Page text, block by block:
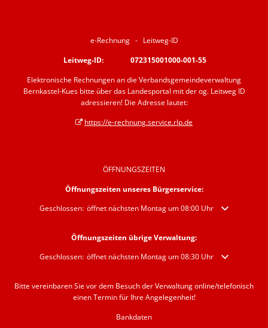
e-Rechnung - Leitweg-ID
Leitweg-ID: 072315001000-001-55
Elektronische Rechnungen an die Verbandsgemeindeverwaltung
Bernkastel-Kues bitte über das Landesportal mit der og. Leitweg ID
adressieren! Die Adresse lautet:
https://e-rechnung.service.rlp.de
ÖFFNUNGSZEITEN
Öffnungszeiten unseres Bürgerservice:
Klicken, um weitere Öffnungs- oder Schließzeiten auszublenden
Geschlossen: öffnet nächsten Montag um 08:00 Uhr
Öffnungszeiten übrige Verwaltung:
Klicken, um weitere Öffnungs- oder Schließzeiten auszublenden
Geschlossen: öffnet nächsten Montag um 08:30 Uhr
Bitte vereinbaren Sie vor dem Besuch der Verwaltung online/telefonisch
einen Termin für Ihre Angelegenheit!
Bankdaten